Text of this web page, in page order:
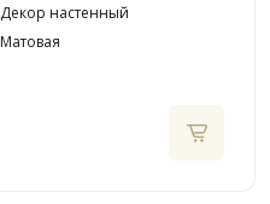
Декор настенный
Матовая